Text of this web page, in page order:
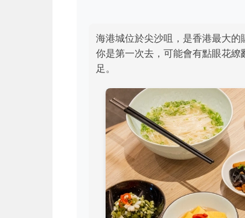
海港城位於尖沙咀，是香港最大
你是第一次去，可能會有點眼花
足。